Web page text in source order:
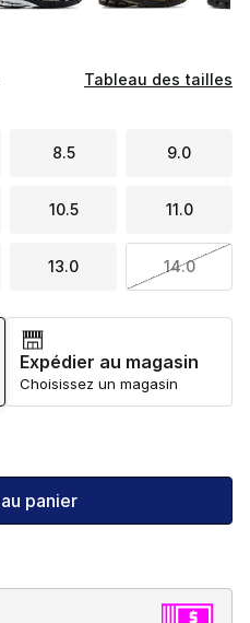
Tableau des tailles
8.5 9.0
10.5 11.0
13.0 14.0
Expédier au magasin
Choisissez un magasin
panier